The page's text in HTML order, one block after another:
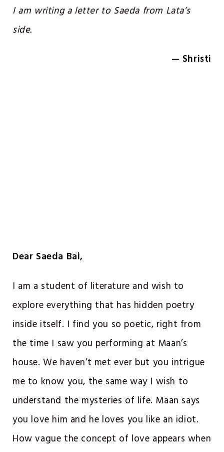
I am writing a letter to Saeda from Lata’s
side.
— Shristi
Dear Saeda Bai,
I am a student of literature and wish to
explore everything that has hidden poetry
inside itself. I find you so poetic, right from
the time I saw you performing at Maan’s
house. We haven’t met ever but you intrigue
me to know you, the same way I wish to
understand the mysteries of life. Maan says
you love him and he loves you like an idiot.
How vague the concept of love appears when